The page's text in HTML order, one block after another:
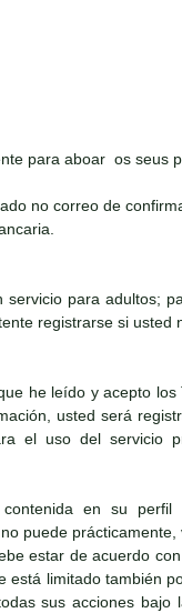
para aboar os seus
no correo de
servicio para adultos;
registrarse si usted
he leído y acepto
usted será
el uso del servicio
en su
puede
estar de acuerdo
limitado también
sus acciones bajo